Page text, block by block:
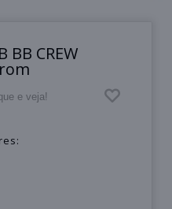
BB CREW
e veja!